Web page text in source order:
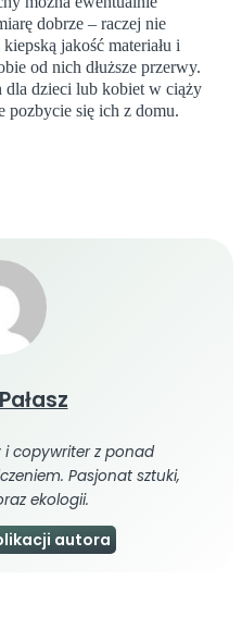
dobrze – raczej nie
jakość materiału i
od nich dłuższe przerwy.
dzieci lub kobiet w ciąży
pozbycie się ich z domu.
i copywriter z ponad
Pasjonat sztuki,
ekologii.
autora